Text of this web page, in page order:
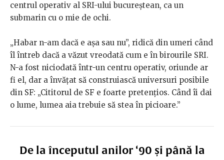
centrul operativ al SRI-ului bucureștean, ca un
submarin cu o mie de ochi.
„Habar n-am dacă e așa sau nu”, ridică din umeri când
îl întreb dacă a văzut vreodată cum e în birourile SRI.
N-a fost niciodată într-un centru operativ, oriunde ar
fi el, dar a învățat să construiască universuri posibile
din SF: „Cititorul de SF e foarte pretențios. Când îi dai
o lume, lumea aia trebuie să stea în picioare.”
De la începutul anilor ‘90 și până la